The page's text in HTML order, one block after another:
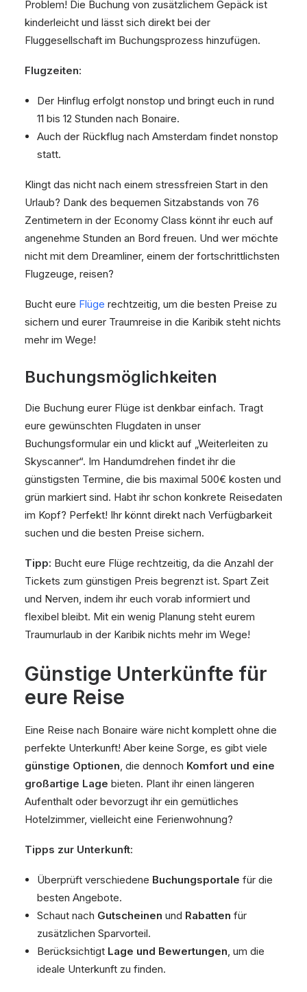
Problem! Die Buchung von zusätzlichem Gepäck ist
kinderleicht und lässt sich direkt bei der
Fluggesellschaft im Buchungsprozess hinzufügen.
Flugzeiten:
Der Hinflug erfolgt nonstop und bringt euch in rund
11 bis 12 Stunden nach Bonaire.
Auch der Rückflug nach Amsterdam findet nonstop
statt.
Klingt das nicht nach einem stressfreien Start in den
Urlaub? Dank des bequemen Sitzabstands von 76
Zentimetern in der Economy Class könnt ihr euch auf
angenehme Stunden an Bord freuen. Und wer möchte
nicht mit dem Dreamliner, einem der fortschrittlichsten
Flugzeuge, reisen?
Bucht eure Flüge rechtzeitig, um die besten Preise zu
sichern und eurer Traumreise in die Karibik steht nichts
mehr im Wege!
Buchungsmöglichkeiten
Die Buchung eurer Flüge ist denkbar einfach. Tragt
eure gewünschten Flugdaten in unser
Buchungsformular ein und klickt auf „Weiterleiten zu
Skyscanner“. Im Handumdrehen findet ihr die
günstigsten Termine, die bis maximal 500€ kosten und
grün markiert sind. Habt ihr schon konkrete Reisedaten
im Kopf? Perfekt! Ihr könnt direkt nach Verfügbarkeit
suchen und die besten Preise sichern.
Tipp: Bucht eure Flüge rechtzeitig, da die Anzahl der
Tickets zum günstigen Preis begrenzt ist. Spart Zeit
und Nerven, indem ihr euch vorab informiert und
flexibel bleibt. Mit ein wenig Planung steht eurem
Traumurlaub in der Karibik nichts mehr im Wege!
Günstige Unterkünfte für
eure Reise
Eine Reise nach Bonaire wäre nicht komplett ohne die
perfekte Unterkunft! Aber keine Sorge, es gibt viele
günstige Optionen, die dennoch Komfort und eine
großartige Lage bieten. Plant ihr einen längeren
Aufenthalt oder bevorzugt ihr ein gemütliches
Hotelzimmer, vielleicht eine Ferienwohnung?
Tipps zur Unterkunft:
Überprüft verschiedene Buchungsportale für die
besten Angebote.
Schaut nach Gutscheinen und Rabatten für
zusätzlichen Sparvorteil.
Berücksichtigt Lage und Bewertungen, um die
ideale Unterkunft zu finden.